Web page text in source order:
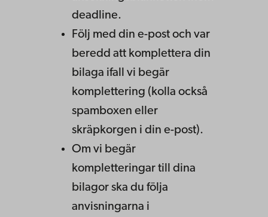
deadline.
Följ med din e-post och var
beredd att komplettera din
bilaga ifall vi begär
komplettering (kolla också
spamboxen eller
skräpkorgen i din e-post).
Om vi begär
kompletteringar till dina
bilagor ska du följa
anvisningarna i